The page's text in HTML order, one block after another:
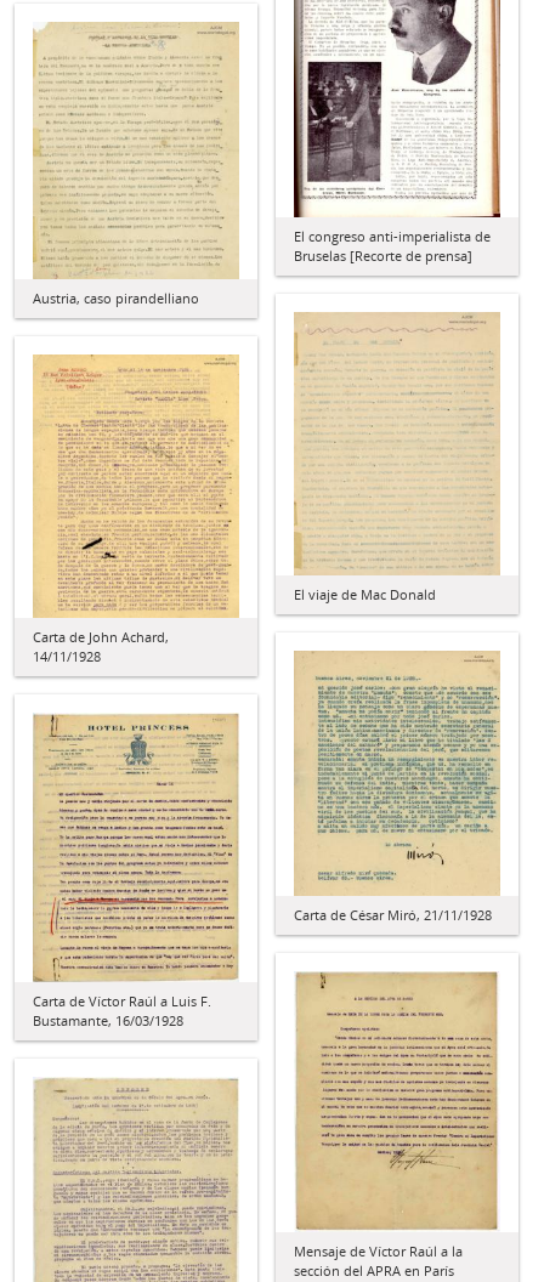
El congreso anti-imperialista de
Bruselas [Recorte de prensa]
Austria, caso pirandelliano
El viaje de Mac Donald
Carta de John Achard,
14/11/1928
Carta de César Miró, 21/11/1928
Carta de Víctor Raúl a Luis F.
Bustamante, 16/03/1928
Mensaje de Víctor Raúl a la
sección del APRA en París